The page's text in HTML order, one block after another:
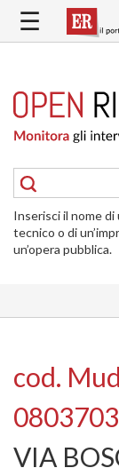
contenuto
PUBBLICA
DELLE
ABITAZIONI
ATTIVITÀ
INTERVENTI
SI
☰
Inserisci il nome
tecnico o di
un’opera pubblica.
cod.
VIA